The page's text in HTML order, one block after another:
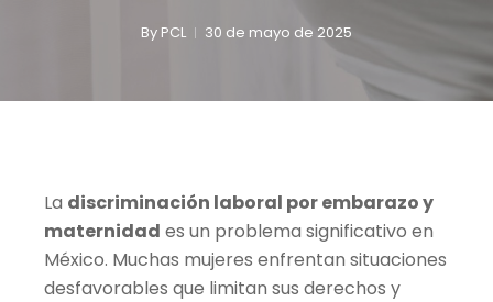
ByPCL 30 de mayo de 2025
La discriminación laboral por embarazo y
maternidad es un problema significativo en
México. Muchas mujeres enfrentan situaciones
desfavorables que limitan sus derechos y